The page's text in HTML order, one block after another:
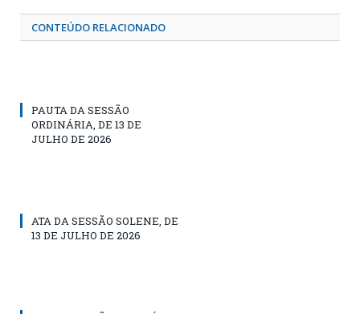
CONTEÚDO RELACIONADO
PAUTA DA SESSÃO
ORDINÁRIA, DE 13 DE
JULHO DE 2026
ATA DA SESSÃO SOLENE, DE
13 DE JULHO DE 2026